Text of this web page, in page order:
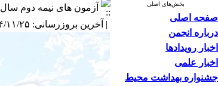
بخش‌های اصلی
صفحه اصلی
درباره انجمن
اخبار رویدادها
اخبار علمی
جشنواره بهداشت محیط
آزمون های نیمه دوم سال ۱۴۰۳
| آخرین بروزرسانی: ۱۴۰۴/۱۱/۲۵ |